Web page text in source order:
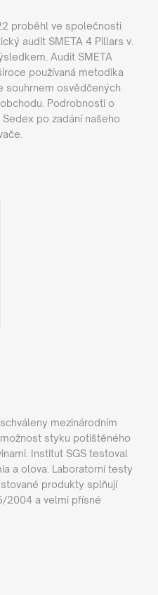
proběhl ve společnosti
audit SMETA 4 Pillars v.
Audit SMETA
používaná metodika
souhrnem osvědčených
Podrobnosti o
po zadání našeho
mezinárodním
styku potištěného
Institut SGS testoval
a olova. Laboratorní testy
produkty splňují
2004 a velmi přísné